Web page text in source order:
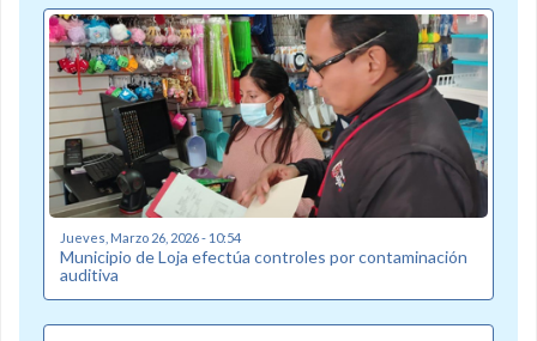
Jueves, Marzo 26, 2026 - 10:54
Municipio de Loja efectúa controles por contaminación
auditiva